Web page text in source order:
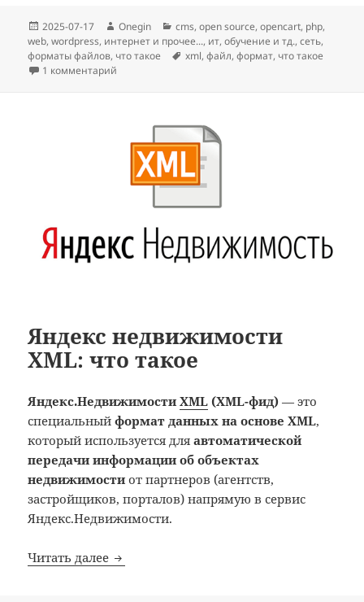
Опубликовано
2025-07-17 Автор
Onegin Рубрики
cms,open source,opencart, php,
web,wordpress, интернет и прочее..., ит,обучение и тд.,сеть,
форматы файлов, что такое Метки
xml,файл,формат, что такое
1 комментарий
Яндекс недвижимости
XML: что такое
Яндекс.НедвижимостиXML (XML-фид) — это
специальныйформат данных на основе XML,
который используется дляавтоматической
передачи информации об объектах
недвижимости от партнеров (агентств,
застройщиков, порталов) напрямую в сервис
Яндекс.Недвижимости.
Читать далее Яндекс недвижимости XML: что такое